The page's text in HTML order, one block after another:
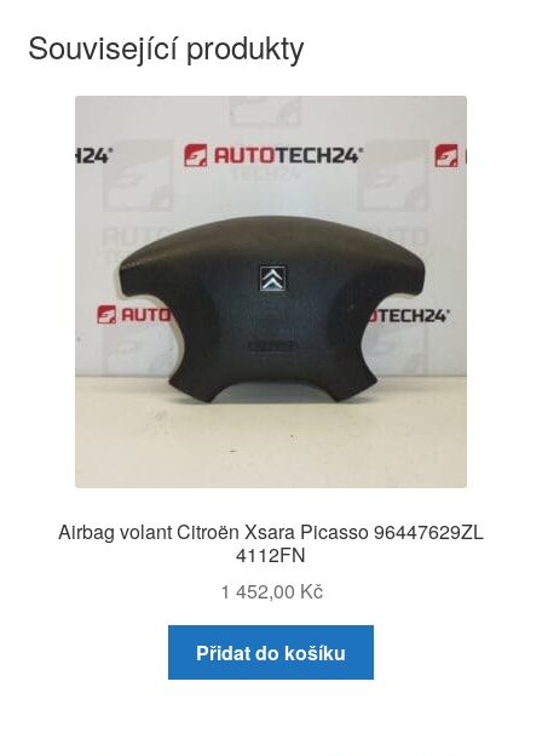
Související produkty
Airbag volant Citroën Xsara Picasso 96447629ZL
4112FN
1 452,00 Kč
Přidat do košíku